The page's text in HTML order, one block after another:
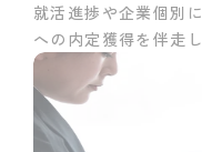
就活進捗や企業個別
への内定獲得を伴走